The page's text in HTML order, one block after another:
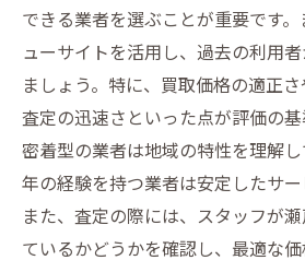
正確な査定で価値を見直
効率的な瀬戸物食器買取を山
めのステップ
効率的な買取サービスの
スムーズに進めるための
事前準備で買取を円滑に
山形市での効率的な手続
できる業者を選ぶことが重要です
ューサイトを活用し、過去の利用
ましょう。特に、買取価格の適正さ
査定の迅速さといった点が評価の
密着型の業者は地域の特性を理解
年の経験を持つ業者は安定したサー
また、査定の際には、スタッフが
ているかどうかを確認し、最適な